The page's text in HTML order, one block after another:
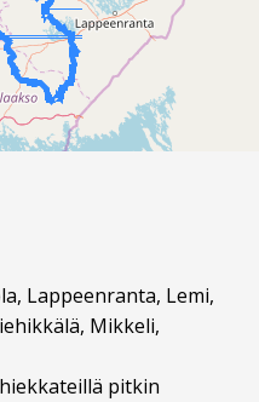
Lappeenranta, Lemi,
Mikkeli,
pitkin